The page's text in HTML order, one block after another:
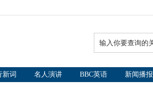
新词 名人演讲 BBC英语 新闻播报